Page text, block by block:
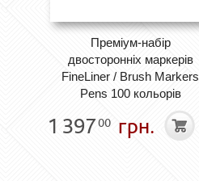
Преміум-набір
двосторонніх маркерів
FineLiner / Brush Markers
Pens 100 кольорів
1 39700 грн.